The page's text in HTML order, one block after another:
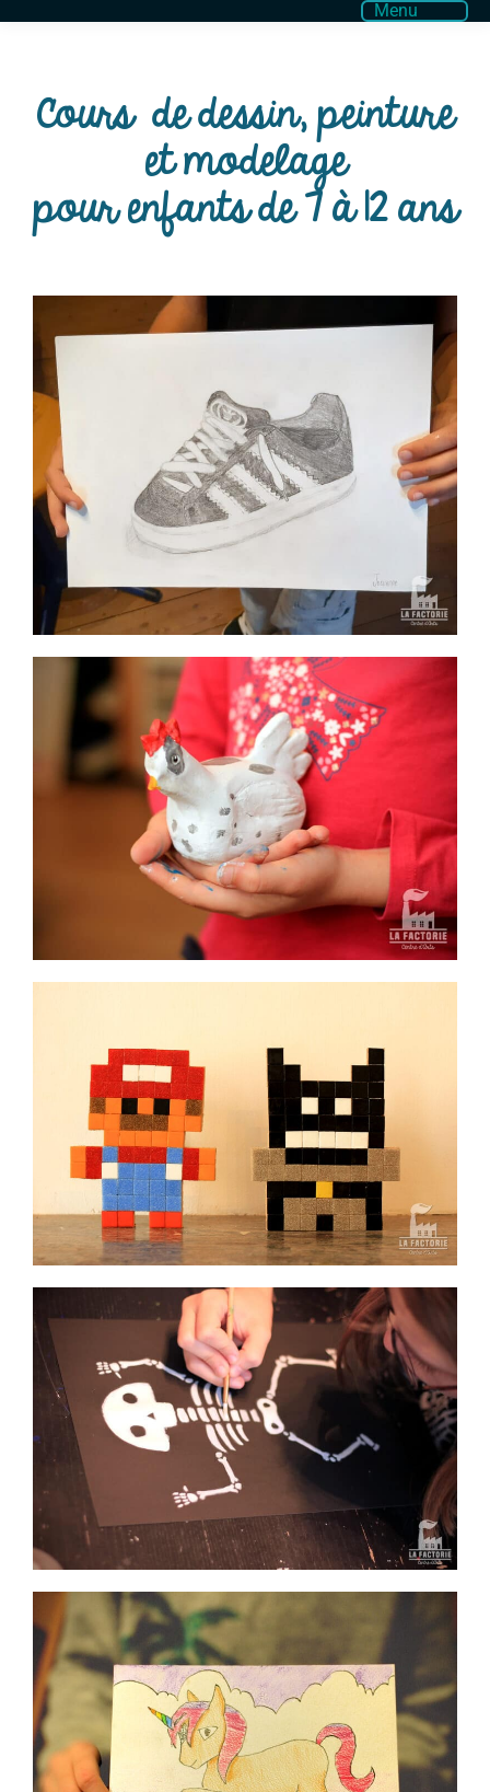
Menu
Cours de dessin, peinture
et modelage
pour enfants de 7 à 12 ans